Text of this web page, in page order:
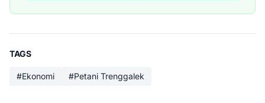
TAGS
#Ekonomi #Petani Trenggalek